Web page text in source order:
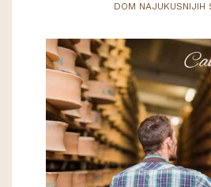
DOM NAJUKUSNIJIH